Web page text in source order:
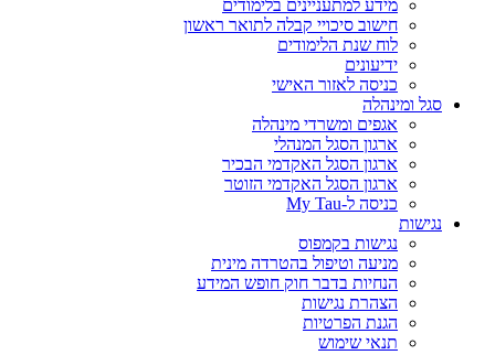
מידע למתעניינים בלימודים
חישוב סיכויי קבלה לתואר ראשון
לוח שנת הלימודים
ידיעונים
כניסה לאזור האישי
סגל ומינהלה
אגפים ומשרדי מינהלה
ארגון הסגל המנהלי
ארגון הסגל האקדמי הבכיר
ארגון הסגל האקדמי הזוטר
כניסה ל-My Tau
נגישות
נגישות בקמפוס
מניעה וטיפול בהטרדה מינית
הנחיות בדבר חוק חופש המידע
הצהרת נגישות
הגנת הפרטיות
תנאי שימוש